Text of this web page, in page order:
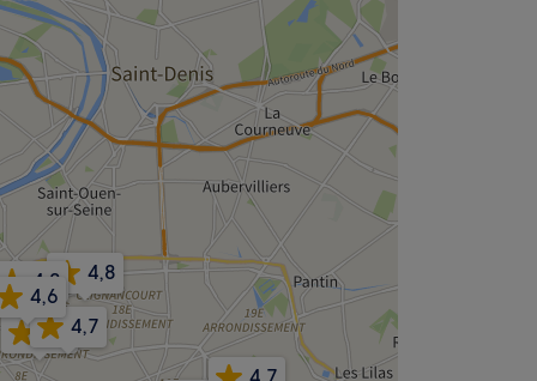
4,9 4,7
4,8
4,7
4,8
4,6